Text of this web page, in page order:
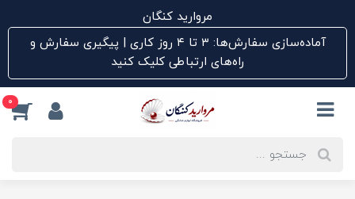
مروارید کنگان
آماده‌سازی سفارش‌ها: ۳ تا ۴ روز کاری | پیگیری سفارش و
راه‌های ارتباطی کلیک کنید
0